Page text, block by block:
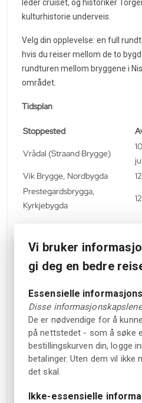
leder cruiset, og historiker
kulturhistorie underveis.
Velg din opplevelse: en full
hvis du reiser mellom de to
rundturen mellom bryggene i
området.
Tidsplan
Stoppested
Vrådal (Straand Brygge)
Vik Brygge, Nordbygda
Prestegardsbrygga,
Kyrkjebygda
Tur/retur Vrådal-Nissedal:
Enveis (begge retninger):
voksen
Ta med kamera og kle deg
åpent dekk er en del av
For spørsmål, kontakt +47 35
straand@straand.no.
Vi bruker
gi deg en bedre
Essensielle
Disse
De er nødvendige for å
på nettstedet - som å søke
bestillingskurven din, logge
betalinger. Uten dem vil
det skal.
Ikke-essensielle